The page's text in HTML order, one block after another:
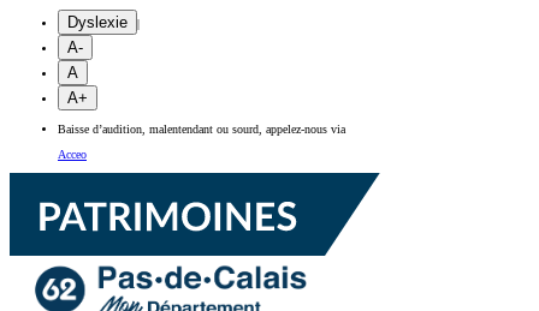
Dyslexie |
A-
A
A+
Baisse d’audition, malentendant ou sourd, appelez-nous via
Acceo